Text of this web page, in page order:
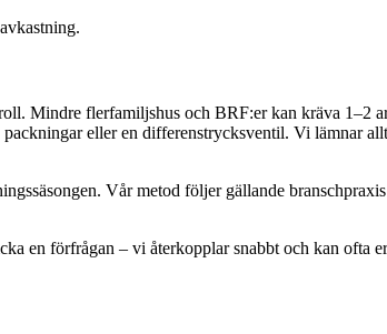
Mindre flerfamiljshus och BRF:er kan kräva 1–2
eller en differenstrycksventil. Vi lämnar
Vår metod följer gällande
en förfrågan – vi återkopplar snabbt och kan ofta